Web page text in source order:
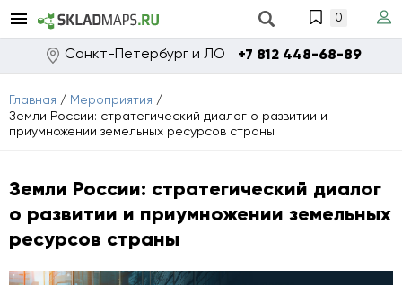
0
Санкт-Петербург и ЛО +7 812 448-68-89
Главная / Мероприятия /
Земли России: стратегический диалог о развитии и
приумножении земельных ресурсов страны
Земли России: стратегический диалог
о развитии и приумножении земельных
ресурсов страны